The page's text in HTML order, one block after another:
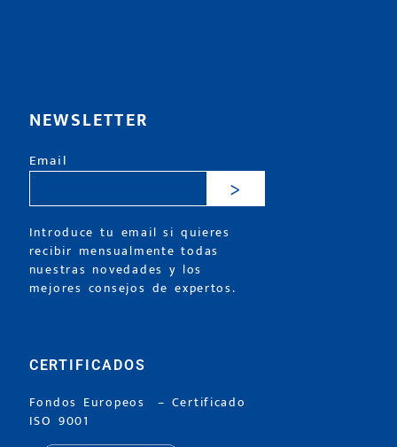
NEWSLETTER
Email
>
Introduce tu email si quieres
recibir mensualmente todas
nuestras novedades y los
mejores consejos de expertos.
CERTIFICADOS
Fondos Europeos – Certificado
ISO 9001